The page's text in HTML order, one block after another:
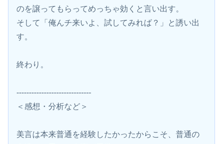
のを譲ってもらってめっちゃ効くと言い出す。
そして「俺んチ来いよ、試してみれば？」と誘い出
す。
終わり。
------------------------------
＜感想・分析など＞
美言は本来普通を経験したかったからこそ、普通の